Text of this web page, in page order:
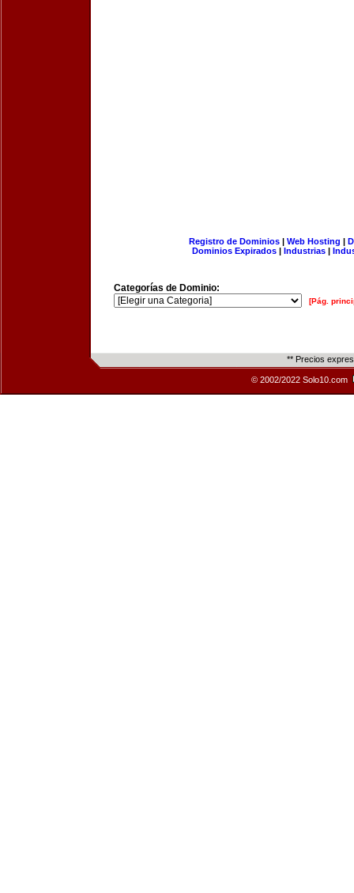
Registro de Dominios| Web Hosting |
Dominios Expirados | Industrias |
Categorías de Dominio:
[Pág.
** Precios
© 2002/2022 Solo10.com